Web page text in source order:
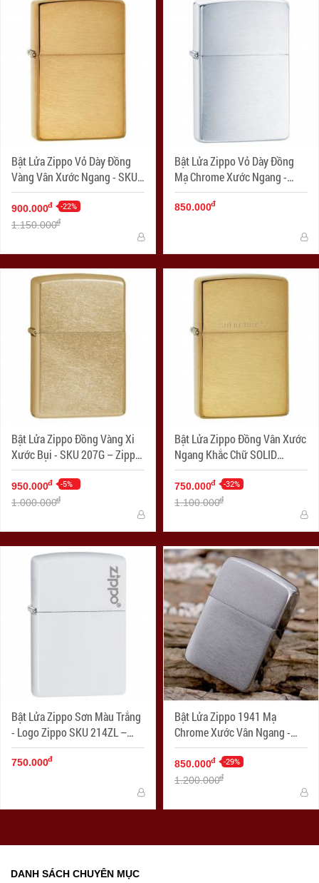
Bật Lửa Zippo Vỏ Dày Đồng
Vàng Vân Xước Ngang - SKU
168 – Zippo Armor Brushed
Brass
900.000đ -22%
1.150.000đ
Bật Lửa Zippo Vỏ Dày Đồng
Mạ Chrome Xước Ngang -
SKU 162 – Zippo Armor
Brushed Chrome
850.000đ
Bật Lửa Zippo Đồng Vàng Xi
Xước Bụi - SKU 207G – Zippo
Gold Dust
950.000đ -5%
1.000.000đ
Bật Lửa Zippo Đồng Vân Xước
Ngang Khắc Chữ SOLID
BRASS - SKU 204 – Zippo
Brushed Brass Engraved
750.000đ -32%
1.100.000đ
Bật Lửa Zippo Sơn Màu Trắng
- Logo Zippo SKU 214ZL –
Zippo White Matte With Logo
750.000đ
Bật Lửa Zippo 1941 Mạ
Chrome Xước Vân Ngang -
SKU 1941 – Zippo Replica
1941 Brushed Chrome
850.000đ -29%
1.200.000đ
DANH SÁCH CHUYÊN MỤC